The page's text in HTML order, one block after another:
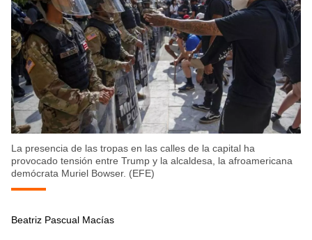
La presencia de las tropas en las calles de la capital ha
provocado tensión entre Trump y la alcaldesa, la afroamericana
demócrata Muriel Bowser. (EFE)
Beatriz Pascual Macías